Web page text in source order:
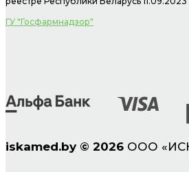
ГУ "Госфармнадзор"
iskamed.by © 2026 ООО